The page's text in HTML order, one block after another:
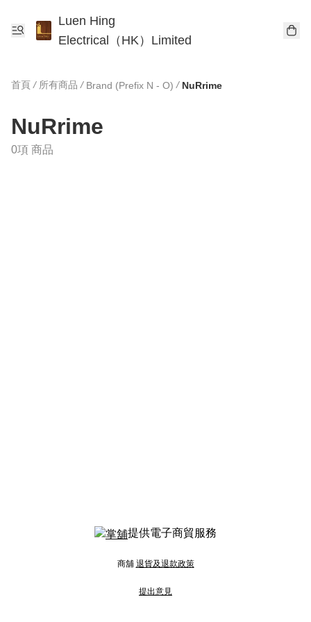
Luen Hing
Electrical（HK）Limited
首頁 / 所有商品 / Brand (Prefix N - O) / NuRrime
NuRrime
0項 商品
提供電子商貿服務
商舖 退貨及退款政策
提出意見